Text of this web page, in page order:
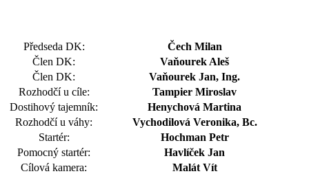
Předseda DK:
Čech Milan
Člen DK:
Vaňourek Aleš
Člen DK:
Vaňourek Jan, Ing.
Rozhodčí u cíle:
Tampier Miroslav
Dostihový tajemník:
Henychová Martina
Rozhodčí u váhy:
Vychodilová Veronika, Bc.
Startér:
Hochman Petr
Pomocný startér:
Havlíček Jan
Cílová kamera:
Malát Vít